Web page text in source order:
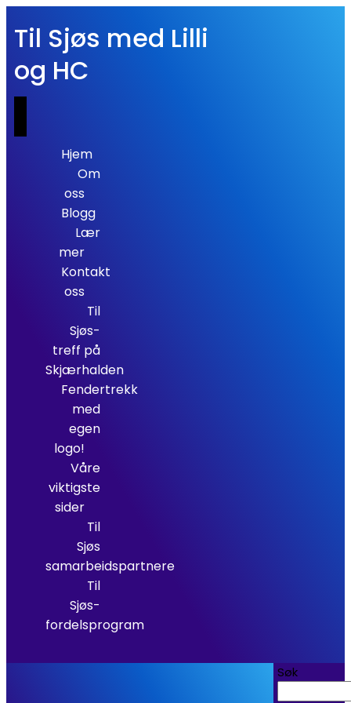
Til Sjøs med Lilli
og HC
Hjem
Om
oss
Blogg
Lær
mer
Kontakt
oss
Til
Sjøs-
treff på
Skjærhalden
Fendertrekk
med
egen
logo!
Våre
viktigste
sider
Til
Sjøs
samarbeidspartnere
Til
Sjøs-
fordelsprogram
Søk